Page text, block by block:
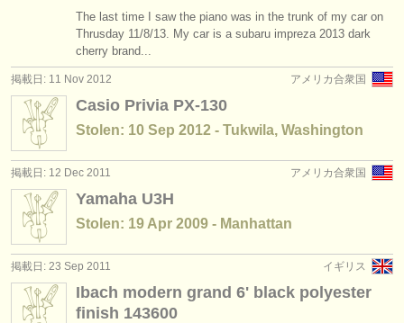
ディレクトリー:
オーケストラ
音楽学校
ユース オーケストラ
musicalchairs:
musicalchairsについて
お問い合わせ
rss feeds
クラシック音楽ニュース
degree courses: fortepiano (1)
degree courses: チェンバロ
degree courses: piano accompaniment
コンクール: ピアノ (67)
楽器の販売: ピアノ
盗まれた楽器: 鍵盤楽器 (21)
The last time I saw the piano was in the trunk of my car on
Thrusday 11/8/13. My car is a subaru impreza 2013 dark
cherry brand...
アメリカ合衆国
掲載日: 11 Nov 2012
Casio Privia PX-130
Stolen: 10 Sep 2012 - Tukwila, Washington
アメリカ合衆国
掲載日: 12 Dec 2011
Yamaha U3H
Stolen: 19 Apr 2009 - Manhattan
イギリス
掲載日: 23 Sep 2011
Ibach modern grand 6' black polyester
finish 143600